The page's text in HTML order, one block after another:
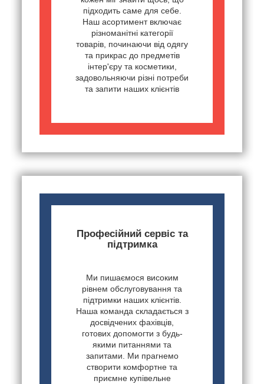
підходить саме для себе.
Наш асортимент включає
різноманітні категорії
товарів, починаючи від одягу
та прикрас до предметів
інтер'єру та косметики,
задовольняючи різні потреби
та запити наших клієнтів
Професійний сервіс та
підтримка
Ми пишаємося високим
рівнем обслуговування та
підтримки наших клієнтів.
Наша команда складається з
досвідчених фахівців,
готових допомогти з будь-
якими питаннями та
запитами. Ми прагнемо
створити комфортне та
приємне купівельне